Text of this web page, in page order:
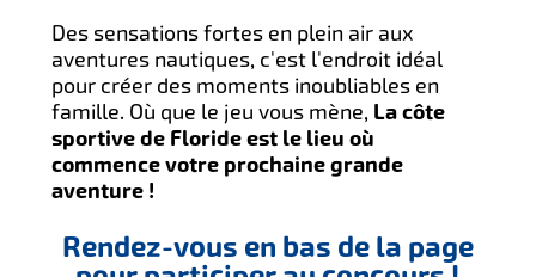
Des sensations fortes en plein air aux
aventures nautiques, c'est l'endroit idéal
pour créer des moments inoubliables en
famille. Où que le jeu vous mène, La côte
sportive de Floride est le lieu où
commence votre prochaine grande
aventure !
Rendez-vous en bas de la page